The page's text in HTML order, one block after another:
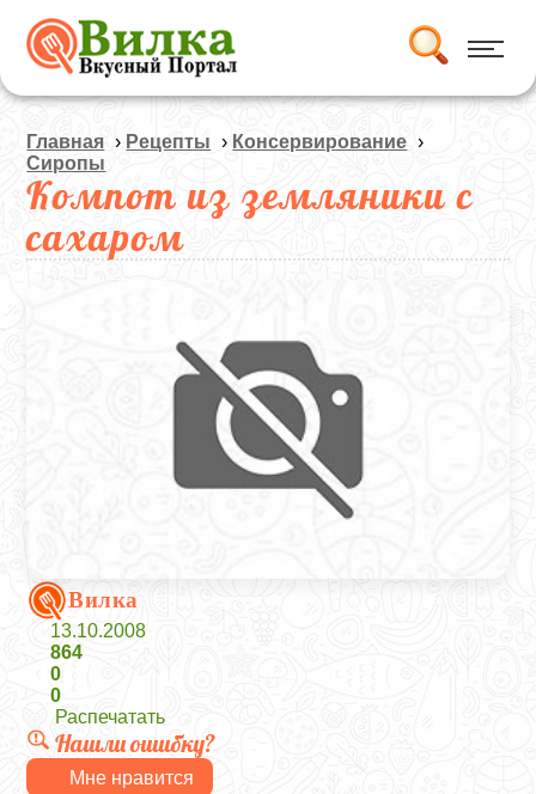
Главная › Рецепты › Консервирование ›
Сиропы
Компот из земляники с
сахаром
Вилка
13.10.2008
864
0
0
Распечатать
Нашли ошибку?
Мне нравится